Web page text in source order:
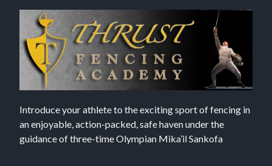
Introduce your athlete to the exciting sport of fencing in
an enjoyable, action-packed, safe haven under the
guidance of three-time Olympian Mika’il Sankofa